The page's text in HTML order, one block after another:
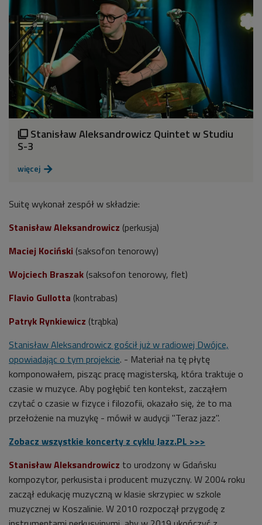
 Stanisław Aleksandrowicz Quintet w Studiu
S-3
więcej 
Suitę wykonał zespół w składzie:
Stanisław Aleksandrowicz (perkusja)
Maciej Kociński (saksofon tenorowy)
Wojciech Braszak (saksofon tenorowy, flet)
Flavio Gullotta (kontrabas)
Patryk Rynkiewicz (trąbka)
Stanisław Aleksandrowicz gościł już w radiowej Dwójce,
opowiadając o tym projekcie. - Materiał na tę płytę
komponowałem, pisząc pracę magisterską, która traktuje o
czasie w muzyce. Aby pogłębić ten kontekst, zacząłem
czytać o czasie w fizyce i filozofii, okazało się, że to ma
przełożenie na muzykę - mówił w audycji "Teraz jazz".
Zobacz wszystkie koncerty z cyklu Jazz.PL >>>
Stanisław Aleksandrowicz to urodzony w Gdańsku
kompozytor, perkusista i producent muzyczny. W 2004 roku
zaczął edukację muzyczną w klasie skrzypiec w szkole
muzycznej w Koszalinie. W 2010 rozpoczął przygodę z